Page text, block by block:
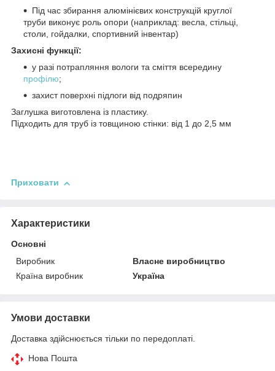
Під час збирання алюмінієвих конструкцій круглої
труби виконує роль опори (наприклад: весла, стільці,
столи, гойдалки, спортивний інвентар)
Захисні функції:
у разі потрапляння вологи та сміття всередину
профілю;
захист поверхні підлоги від подряпин
Заглушка виготовлена із пластику.
Підходить для труб із товщиною стінки: від 1 до 2,5 мм
Приховати
Характеристики
Основні
Виробник
Власне виробництво
Країна виробник
Україна
Умови доставки
Доставка здійснюється тільки по передоплаті.
Нова Пошта